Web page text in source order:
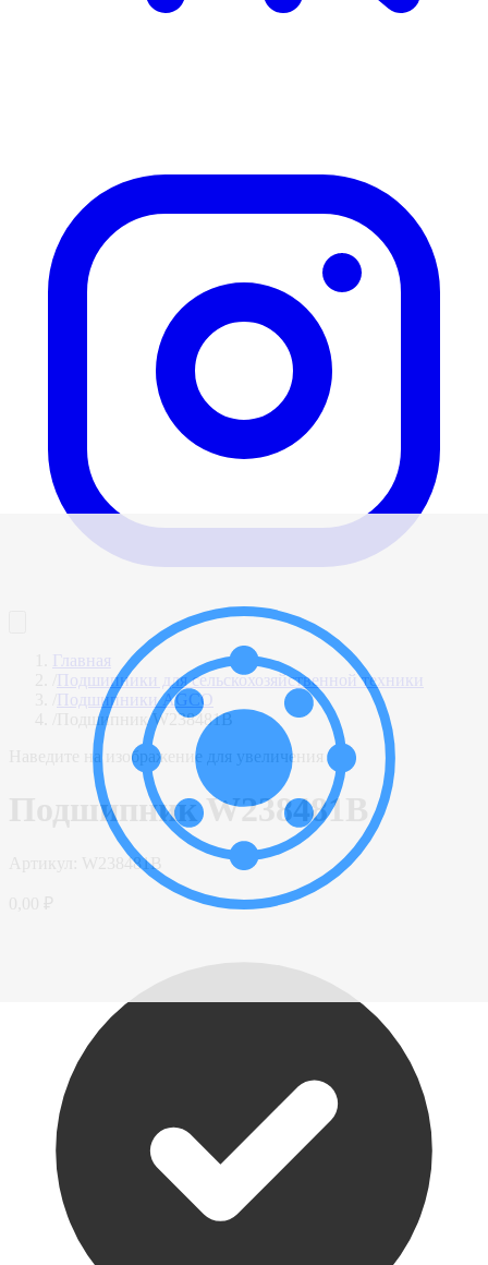
Главная
Подшипники для сельскохозяйственной техники
Подшипники AGCO
Подшипник W238481B
Наведите на изображение для увеличения
Подшипник W238481B
W238481B